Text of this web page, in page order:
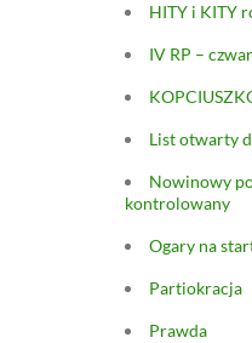
HITY i KITY
IV RP –
List otwarty
Nowinowy
kontrolowany
Ogary na
Partiokracja
Prawda